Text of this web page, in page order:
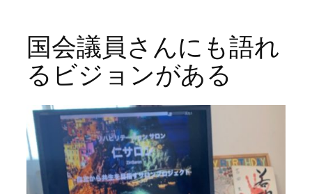
国会議員さんにも語れ
るビジョンがある